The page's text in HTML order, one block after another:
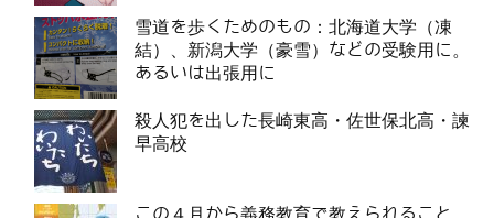
雪道を歩くためのもの：北海道大学（凍
結）、新潟大学（豪雪）などの受験用に。
あるいは出張用に
殺人犯を出した長崎東高・佐世保北高・諫
早高校
この４月から義務教育で教えられること